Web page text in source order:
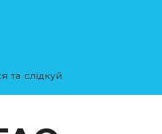
та слідкуй